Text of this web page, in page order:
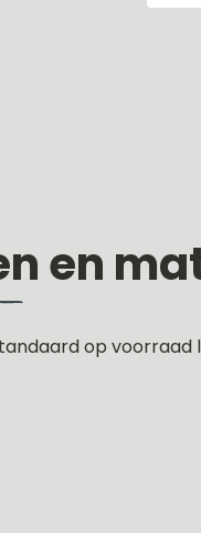
en
op voorraad